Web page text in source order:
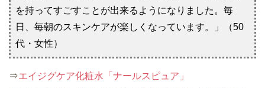
を持ってすごすことが出来るようになりました。毎
日、毎朝のスキンケアが楽しくなっています。」（50
代・女性）
⇒エイジグケア化粧水「ナールスピュア」